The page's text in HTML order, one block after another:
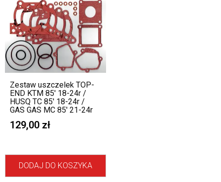
Zestaw uszczelek TOP-
END KTM 85′ 18-24r /
HUSQ TC 85′ 18-24r /
GAS GAS MC 85′ 21-24r
129,00 zł
DODAJ DO KOSZYKA